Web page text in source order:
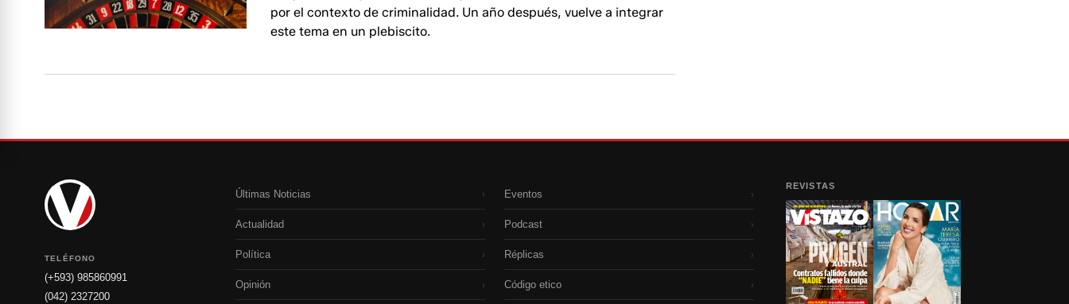
por el contexto de criminalidad. Un año después, vuelve a integrar
este tema en un plebiscito.
TELÉFONO
(+593) 985860991
(042) 2327200
Últimas Noticias ›
Actualidad ›
Política ›
Opinión ›
Eventos ›
Podcast ›
Réplicas ›
Código etico ›
REVISTAS